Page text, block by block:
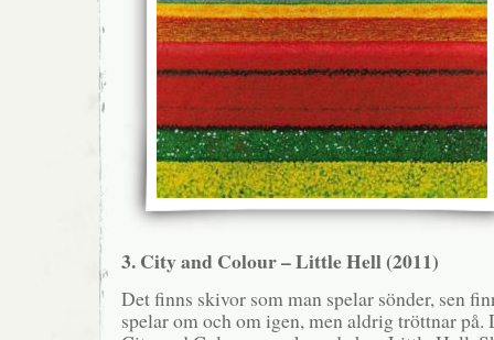
3. City and Colour – Little Hell (2011)
Det finns skivor som man spelar sönder, sen
spelar om och om igen, men aldrig tröttnar på.